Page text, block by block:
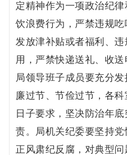
定精神作为一项政治纪
饮浪费行为，严禁违规
发放津补贴或者福利、
用，严禁快递送礼、收送
局领导班子成员要充分
廉过节、节俭过节，各
日子要求，坚决防治年
责。局机关纪委要坚持
正风肃纪反腐，对典型